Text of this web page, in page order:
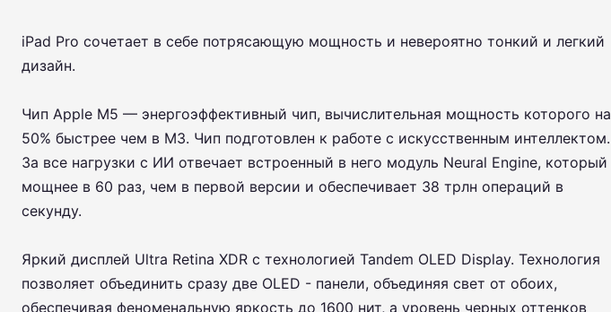
iPad Pro сочетает в себе потрясающую мощность и невероятно тонкий и легкий
дизайн.
Чип Apple M5 — энергоэффективный чип, вычислительная мощность которого на
50% быстрее чем в M3. Чип подготовлен к работе с искусственным интеллектом.
За все нагрузки с ИИ отвечает встроенный в него модуль Neural Engine, который
мощнее в 60 раз, чем в первой версии и обеспечивает 38 трлн операций в
секунду.
Яркий дисплей Ultra Retina XDR с технологией Tandem OLED Display. Технология
позволяет объединить сразу две OLED - панели, объединяя свет от обоих,
обеспечивая феноменальную яркость до 1600 нит, а уровень черных оттенков